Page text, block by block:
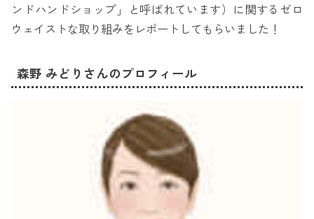
ンドハンドショップ」と呼ばれています）に関するゼロ
ウェイストな取り組みをレポートしてもらいました！
森野 みどりさんのプロフィール